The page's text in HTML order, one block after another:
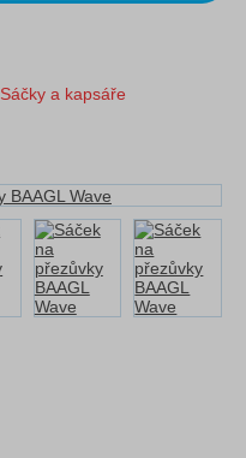
Sáčky a kapsáře